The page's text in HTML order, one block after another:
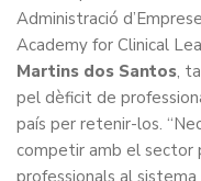
Administració
Academy for Clinical
Martins dos Santos,
pel dèficit de
país per retenir-los.
competir amb el sector